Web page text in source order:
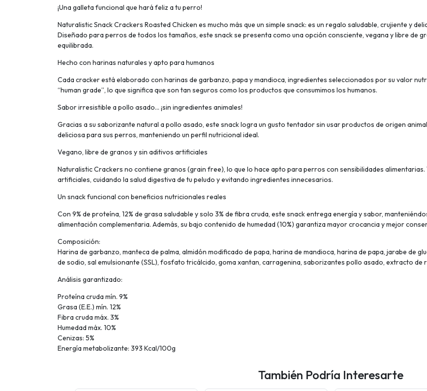
¡Una galleta funcional que hará feliz a tu perro!
Naturalistic Snack Crackers Roasted Chicken es mucho más que un simple snack: es un regalo saludable, crujiente y
Diseñado para perros de todos los tamaños, este snack se presenta como una opción consciente, vegana y libre de
equilibrada.
Hecho con harinas naturales y apto para humanos
Cada cracker está elaborado con harinas de garbanzo, papa y mandioca, ingredientes seleccionados por su valor
“human grade”, lo que significa que son tan seguros como los productos que consumimos los humanos.
Sabor irresistible a pollo asado... ¡sin ingredientes animales!
Gracias a su saborizante natural a pollo asado, este snack logra un gusto tentador sin usar productos de origen
deliciosa para sus perros, manteniendo un perfil nutricional ideal.
Vegano, libre de granos y sin aditivos artificiales
Naturalistic Crackers no contiene granos (grain free), lo que lo hace apto para perros con sensibilidades
artificiales, cuidando la salud digestiva de tu peludo y evitando ingredientes innecesarios.
Un snack funcional con beneficios nutricionales reales
Con 9% de proteína, 12% de grasa saludable y solo 3% de fibra cruda, este snack entrega energía y sabor,
alimentación complementaria. Además, su bajo contenido de humedad (10%) garantiza mayor crocancia y mejor
Composición:
Harina de garbanzo, manteca de palma, almidón modificado de papa, harina de mandioca, harina de papa, jarabe de
de sodio, sal emulsionante (SSL), fosfato tricálcido, goma xantan, carragenina, saborizantes pollo asado, extracto de
Análisis garantizado:
Proteína cruda mín. 9%
Grasa (E.E.) mín. 12%
Fibra cruda máx. 3%
Humedad máx. 10%
Cenizas: 5%
Energía metabolizante: 393 Kcal/100g
También Podría Interesarte